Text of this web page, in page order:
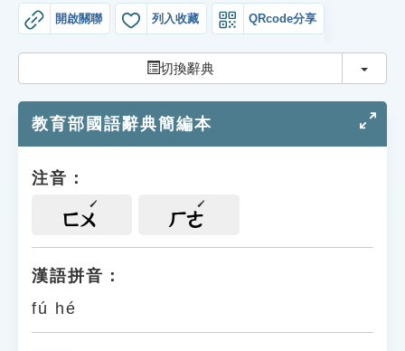
成語故事
索引選單
單字索引
遊戲專區
貓頭鷹博士
開啟關聯 列入收藏 QRcode分享
切換辭典 切換
教育部國語辭典簡編本
注音：
ㄈㄨ ㄏㄜ
漢語拼音：
fú hé